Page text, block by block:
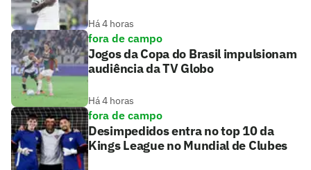
Há 4 horas
fora de campo
Jogos da Copa do Brasil impulsionam
audiência da TV Globo
Há 4 horas
fora de campo
Desimpedidos entra no top 10 da
Kings League no Mundial de Clubes